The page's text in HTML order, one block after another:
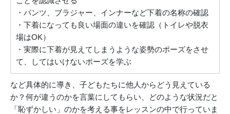
・パンツ、ブラジャー、インナーなど下着の名称の確認
・下着になっても良い場面の違いを確認（トイレや脱衣
場はOK）
・実際に下着が見えてしまうような姿勢のポーズをさせ
て、してはいけないポーズを学ぶ
など具体的に導き、子どもたちに他人からどう見えている
か？何が違うのかを言葉にしてもらい、どのような状況だと
「恥ずかしい」のかを考える事をレッスンの中で行っていま